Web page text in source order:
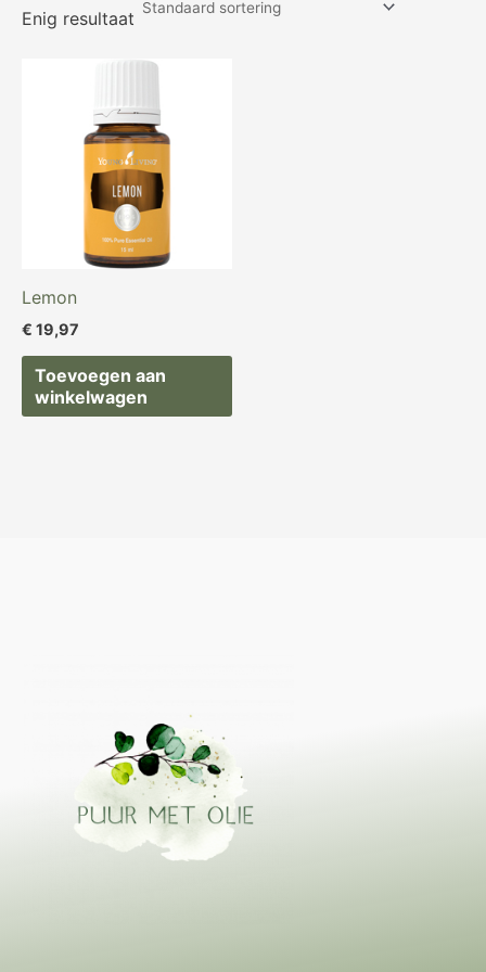
Enig resultaat
Lemon
€ 19,97
Toevoegen aan
winkelwagen